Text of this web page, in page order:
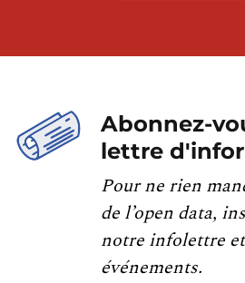
Abonnez-
lettre
Pour ne rien
de l’open data,
notre infolettre
événements.